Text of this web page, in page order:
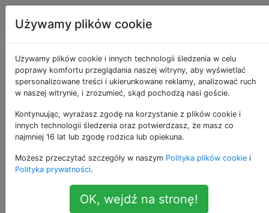
Android Tagi
Jak mogę pobrać
załączniki do
wiadomości e-mail
tylko na żądanie?
Domyślna aplikacja e-mail wydaje się
pobierać załączniki do wiadomości e-mail,
Używamy plików cookie
Używamy plików cookie i innych technologii śledzenia w celu
poprawy komfortu przeglądania naszej witryny, aby wyświetlać
spersonalizowane treści i ukierunkowane reklamy, analizować ruch
w naszej witrynie, i zrozumieć, skąd pochodzą nasi goście.
Kontynuując, wyrażasz zgodę na korzystanie z plików cookie i
innych technologii śledzenia oraz potwierdzasz, że masz co
najmniej 16 lat lub zgodę rodzica lub opiekuna.
Możesz przeczytać szczegóły w naszym Polityka plików cookie i
Polityka prywatności.
OK, wejdź na stronę!